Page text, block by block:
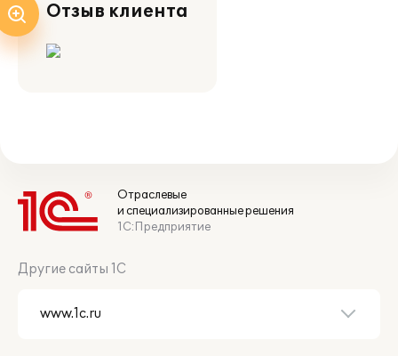
Отзыв клиента
Отраслевые
и специализированные решения
1С:Предприятие
Другие сайты 1С